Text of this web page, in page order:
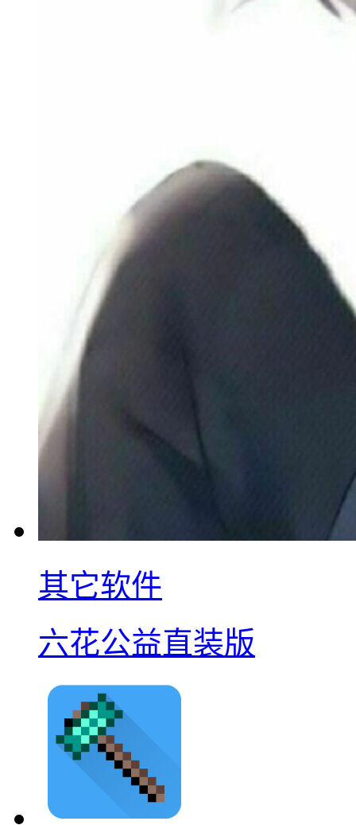
其它软件
六花公益直装版